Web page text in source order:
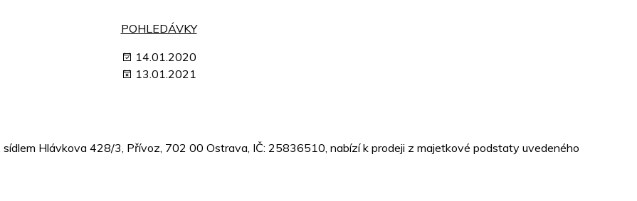
POHLEDÁVKY
14.01.2020
13.01.2021
sídlem Hlávkova 428/3, Přívoz, 702 00 Ostrava, IČ: 25836510, nabízí k prodeji z majetkové podstaty uvedeného